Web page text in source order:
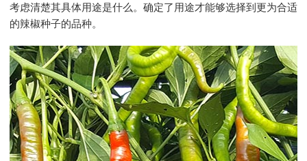
考虑清楚其具体用途是什么。确定了用途才能够选择到更为合适
的辣椒种子的品种。